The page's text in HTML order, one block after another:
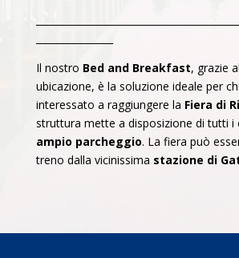
Il nostro Bed and Breakfast, grazie
ubicazione, è la soluzione ideale per
interessato a raggiungere la Fiera di
struttura mette a disposizione di tutti i
ampio parcheggio. La fiera può
treno dalla vicinissima stazione di